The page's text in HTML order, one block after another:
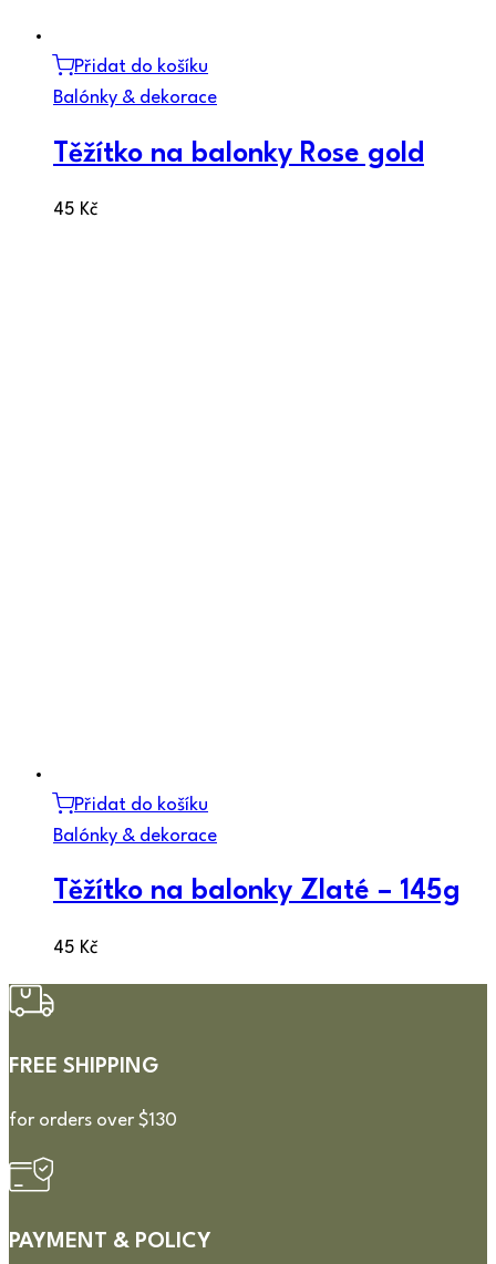
Přidat do košíku
Balónky & dekorace
Těžítko na balonky Rose gold
45 Kč
Přidat do košíku
Balónky & dekorace
Těžítko na balonky Zlaté – 145g
45 Kč
FREE SHIPPING
for orders over $130
PAYMENT & POLICY